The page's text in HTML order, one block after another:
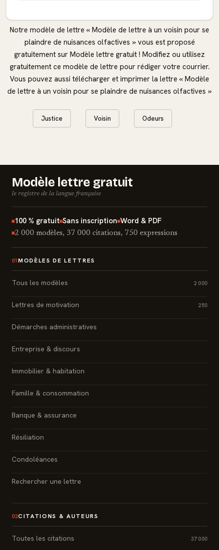
Notre modèle de lettre « Modèle de lettre à un voisin pour se
plaindre de nuisances olfactives » vous est proposé
gratuitement sur Modèle lettre gratuit ! Modifiez ou utilisez
gratuitement ce modèle de lettre pour rédiger votre courrier.
Vous pouvez aussi télécharger et imprimer la lettre « Modèle
de lettre à un voisin pour se plaindre de nuisances olfactives »
Justice Voisin Odeurs
Modèle lettre gratuit
le registre de la langue française
100 % gratuit Sans inscription Word & PDF
2 000 modèles, 37 000 citations, 750 expressions
01 MODÈLES DE LETTRES
Tous les modèles 2 000
Lettres de motivation 250
Démarches administratives
Entreprise & discours
Immobilier & habitation
Famille & consommation
Banque & assurance
Résiliation
Condoléances
Rechercher une lettre
02CITATIONS & AUTEURS
Toutes les citations 37 000